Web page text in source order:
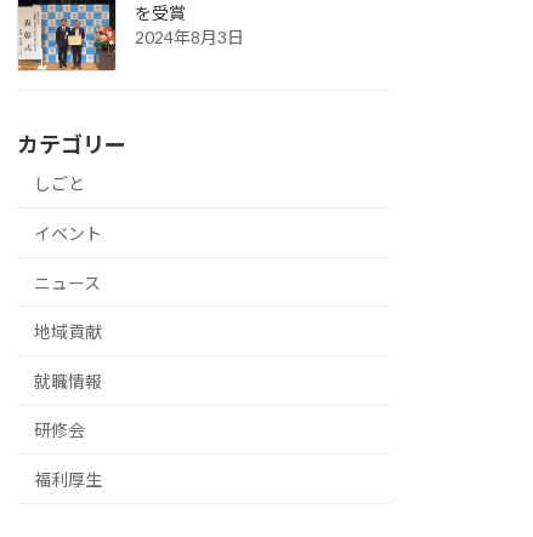
を受賞
2024年8月3日
カテゴリー
しごと
イベント
ニュース
地域貢献
就職情報
研修会
福利厚生